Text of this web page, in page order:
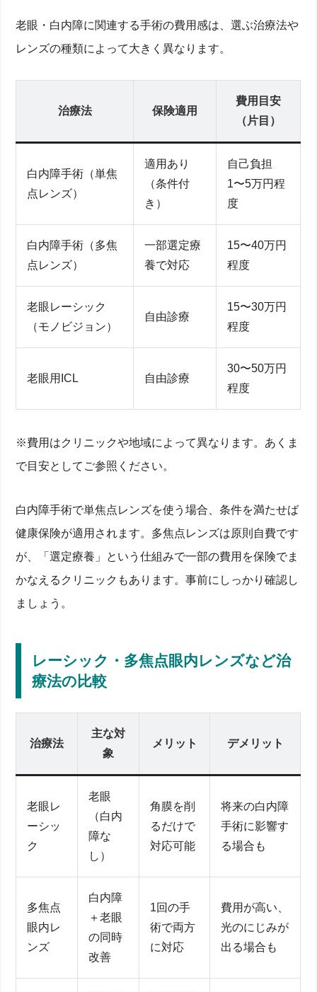
老眼・白内障に関連する手術の費用感は、選ぶ治療法や
レンズの種類によって大きく異なります。
治療法 保険適用
費用目安
（片目）
白内障手術（単焦
点レンズ）
適用あり
（条件付
き）
自己負担
1〜5万円程
度
白内障手術（多焦
点レンズ）
一部選定療
養で対応
15〜40万円
程度
老眼レーシック
（モノビジョン）
自由診療
15〜30万円
程度
老眼用ICL 自由診療
30〜50万円
程度
※費用はクリニックや地域によって異なります。あくま
で目安としてご参照ください。
白内障手術で単焦点レンズを使う場合、条件を満たせば
健康保険が適用されます。多焦点レンズは原則自費です
が、「選定療養」という仕組みで一部の費用を保険でま
かなえるクリニックもあります。事前にしっかり確認し
ましょう。
レーシック・多焦点眼内レンズなど治
療法の比較
治療法
主な対
象
メリット デメリット
老眼レ
ーシッ
ク
老眼
（白内
障な
し）
角膜を削
るだけで
対応可能
将来の白内障
手術に影響す
る場合も
多焦点
眼内レ
ンズ
白内障
＋老眼
の同時
改善
1回の手
術で両方
に対応
費用が高い、
光のにじみが
出る場合も